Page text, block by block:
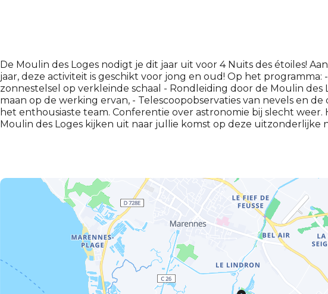
De Moulin des Loges nodigt je dit jaar uit voor 4 Nuits des étoiles!
jaar, deze activiteit is geschikt voor jong en oud! Op het programma:
zonnestelsel op verkleinde schaal - Rondleiding door de Moulin des
maan op de werking ervan, - Telescoopobservaties van nevels en
het enthousiaste team. Conferentie over astronomie bij slecht
Moulin des Loges kijken uit naar jullie komst op deze uitzonderlijke